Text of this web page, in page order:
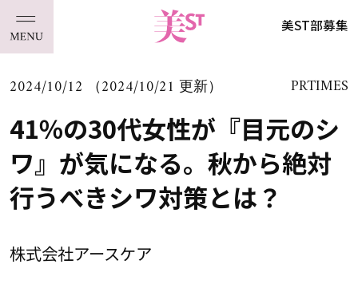
美ST部募集
2024/10/12 （2024/10/21 更新） PRTIMES
41％の30代女性が『目元のシ
ワ』が気になる。秋から絶対
行うべきシワ対策とは？
株式会社アースケア